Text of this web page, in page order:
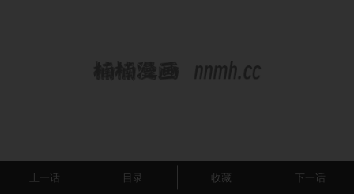
上一话 目录 收藏 下一话